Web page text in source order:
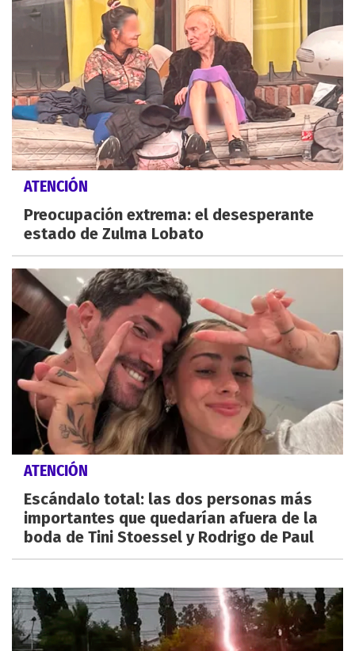
ATENCIÓN
Preocupación extrema: el desesperante
estado de Zulma Lobato
ATENCIÓN
Escándalo total: las dos personas más
importantes que quedarían afuera de la
boda de Tini Stoessel y Rodrigo de Paul